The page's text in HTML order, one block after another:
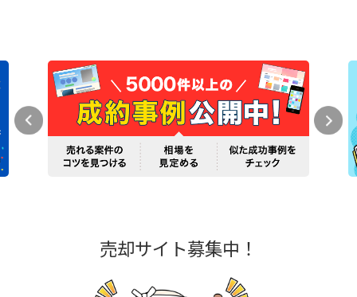
売却サイト募集中！